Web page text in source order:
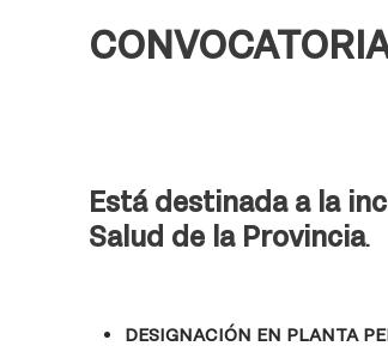
Está destinada a la
Salud de la Provincia.
DESIGNACIÓN EN PLANTA